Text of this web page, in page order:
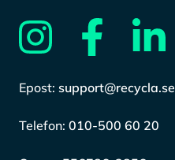
Epost: support@recycla.se
Telefon: 010-500 60 20